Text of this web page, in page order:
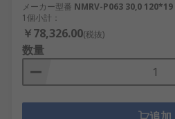
メーカー型番 NMRV-P063 30,0 120*19
1個小計：
￥78,326.00(税抜)
数量